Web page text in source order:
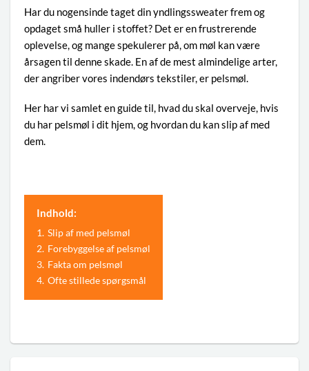
Har du nogensinde taget din yndlingssweater frem og
opdaget små huller i stoffet? Det er en frustrerende
oplevelse, og mange spekulerer på, om møl kan være
årsagen til denne skade. En af de mest almindelige arter,
der angriber vores indendørs tekstiler, er pelsmøl.
Her har vi samlet en guide til, hvad du skal overveje, hvis
du har pelsmøl i dit hjem, og hvordan du kan slip af med
dem.
Indhold:
1. Slip af med pelsmøl
2. Forebyggelse af pelsmøl
3. Fakta om pelsmøl
4. Ofte stillede spørgsmål